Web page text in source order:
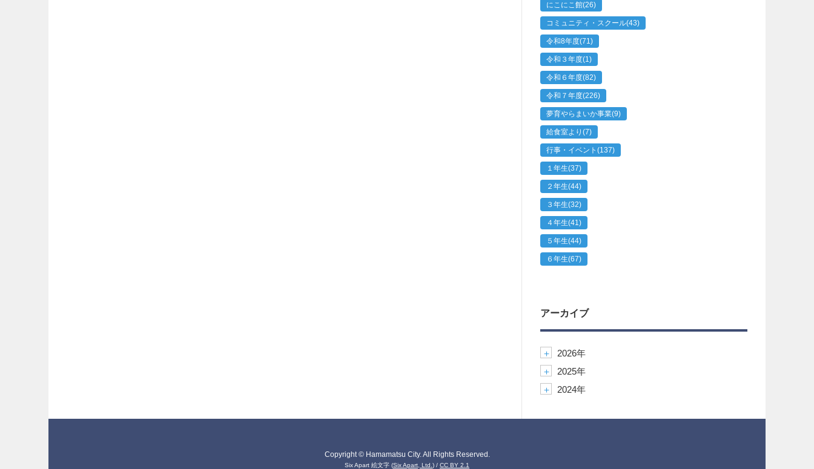
にこにこ館(26)
コミュニティ・スクール(43)
令和8年度(71)
令和３年度(1)
令和６年度(82)
令和７年度(226)
夢育やらまいか事業(9)
給食室より (7)
行事・イベント (137)
１年生(37)
２年生(44)
３年生(32)
４年生(41)
５年生(44)
６年生(67)
アーカイブ
＋
2026年
＋
2025年
＋
2024年
Copyright © Hamamatsu City. All Rights Reserved.
Six Apart 絵文字 (Six Apart, Ltd.) / CC BY 2.1